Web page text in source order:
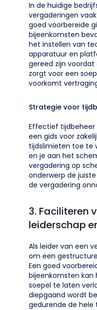
In de huidige
vergaderingen
goed voorbereide
bijeenkomsten
het instellen van
apparatuur en
gereed zijn
zorgt voor een
voorkomt
Strategie voor
Effectief tijdbeheer
een gids voor
tijdslimieten toe te
en je aan het
vergadering op
onderwerp de
de vergadering
3. Faciliteren
leiderschap
Als leider van een
om een
Een goed
bijeenkomsten kan
soepel te laten
diepgaand wordt
gedurende de hele